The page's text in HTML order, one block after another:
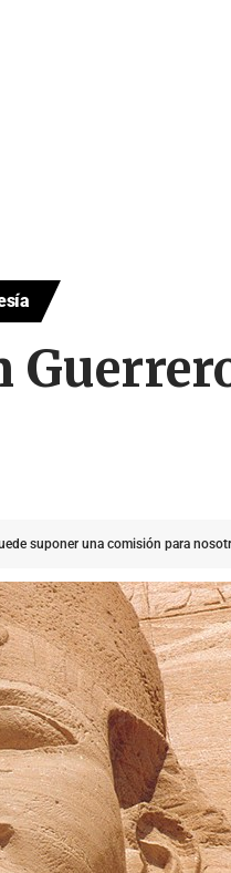
suponer una comisión para